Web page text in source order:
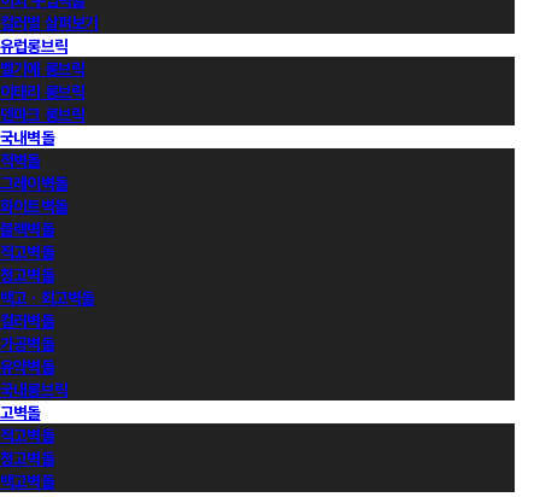
컬러별 살펴보기
유럽롱브릭
벨기에 롱브릭
이태리 롱브릭
덴마크 롱브릭
국내벽돌
적벽돌
그레이벽돌
화이트벽돌
블랙벽돌
적고벽돌
청고벽돌
백고ㆍ회고벽돌
컬러벽돌
가공벽돌
유약벽돌
국내롱브릭
고벽돌
적고벽돌
청고벽돌
백고벽돌